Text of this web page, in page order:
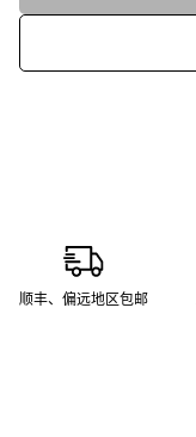
顺丰、偏远地区包邮